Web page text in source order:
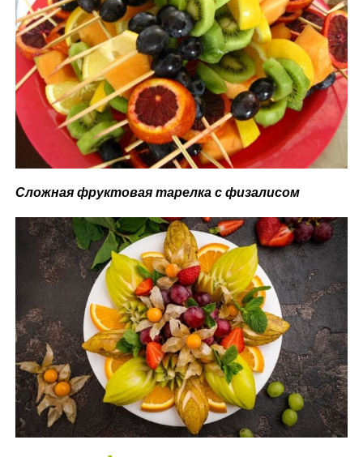
Сложная фруктовая тарелка с физалисом